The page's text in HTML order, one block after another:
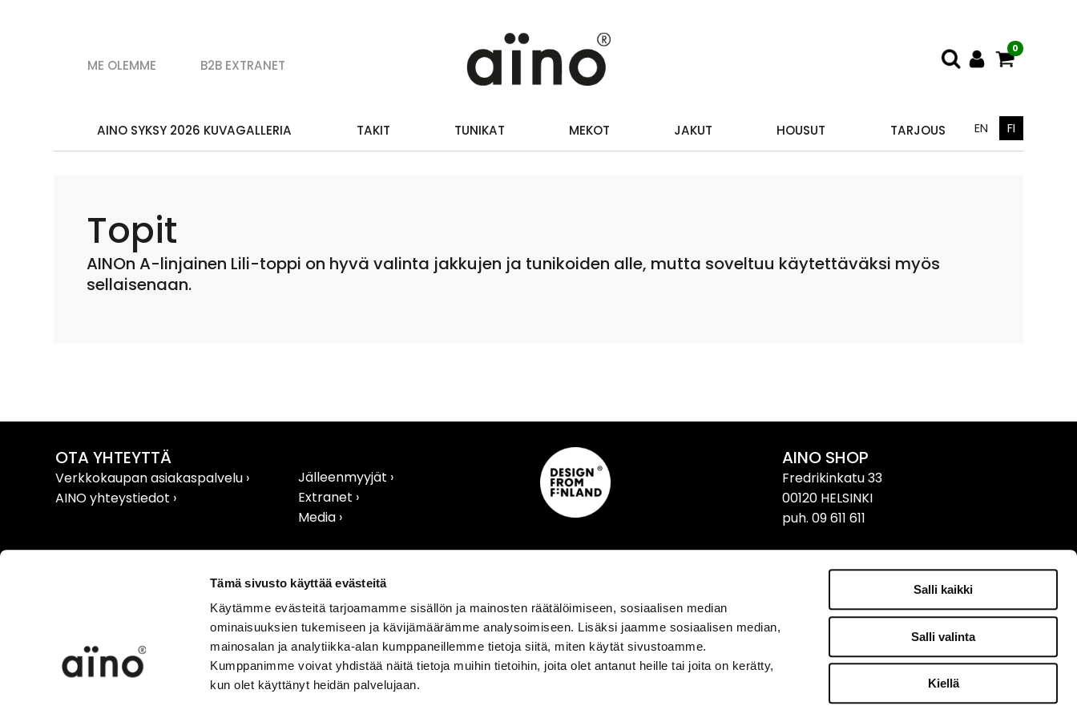
Tämä sivusto käyttää evästeitä
Käytämme evästeitä tarjoamamme sisällön ja mainosten räätälöimiseen, sosiaalisen median
ominaisuuksien tukemiseen ja kävijämäärämme analysoimiseen. Lisäksi jaamme sosiaalisen median,
mainosalan ja analytiikka-alan kumppaneillemme tietoja siitä, miten käytät sivustoamme.
Kumppanimme voivat yhdistää näitä tietoja muihin tietoihin, joita olet antanut heille tai joita on kerätty,
kun olet käyttänyt heidän palvelujaan.
Salli kaikki
Salli valinta
Kiellä
ME OLEMME B2B EXTRANET
0
AINO SYKSY 2026 KUVAGALLERIA TAKIT TUNIKAT MEKOT JAKUT HOUSUT TARJOUS EN FI
Topit
AINOn A-linjainen Lili-toppi on hyvä valinta jakkujen ja tunikoiden alle, mutta soveltuu käytettäväksi myös
sellaisenaan.
OTA YHTEYTTÄ
Verkkokaupan asiakaspalvelu ›
AINO yhteystiedot ›
Jälleenmyyjät ›
Extranet ›
Media ›
AINO SHOP
Fredrikinkatu 33
00120 HELSINKI
puh. 09 611 611
Toimitus- ja käyttöehdot ›
Toimitus- ja maksutavat ›
Vaihto ja palautus/peruutus ›
TUOTETIETOA
Tuote- ja materiaalitietoa›
Hoito-ohjeet ›
Kokotaulukko ›
AINO
Ainon tarina ›
Filosofia ›
TILAA UUTISKIRJE